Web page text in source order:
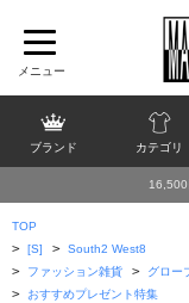
ブランド カテゴリ
16,500
TOP
> [S] > South2 West8
> ファッション雑貨 > グロー
> おすすめプレゼント特集